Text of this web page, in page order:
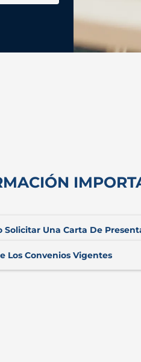
Solicitar Una Carta De
Los Convenios Vigentes